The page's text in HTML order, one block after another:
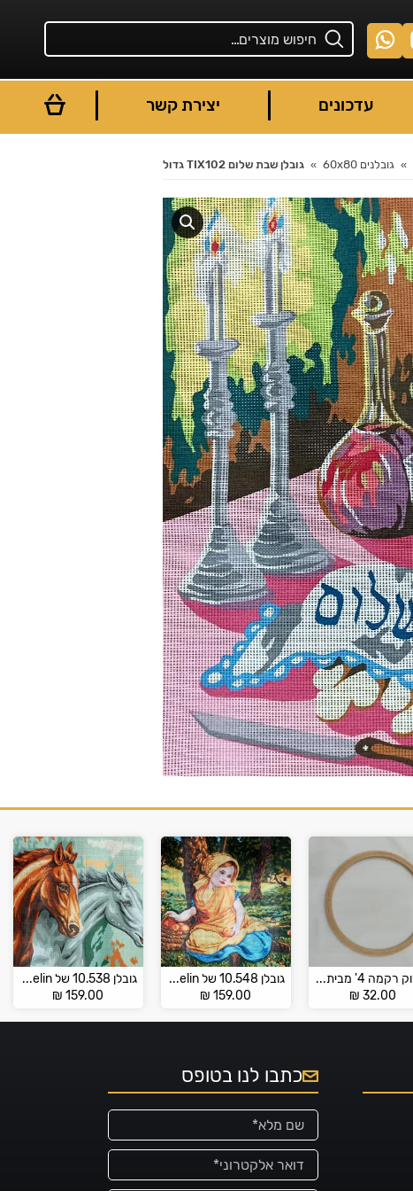
עדכונים יצירת קשר
You are here: גובלנים 60x80 גובלן שבת שלום TIX102 גדול
חישוק רקמה 4' מבית – NURGE
₪ 32.00
גובלן 10.548 של Gobelin
₪ 159.00
גובלן 10.538 של Gobelin
₪ 159.00
כתבו לנו בטופס